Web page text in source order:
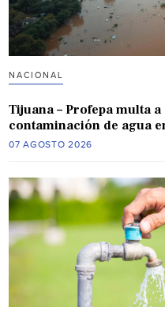
NACIONAL
Tijuana – Profepa multa a
contaminación de agua
07 AGOSTO 2026